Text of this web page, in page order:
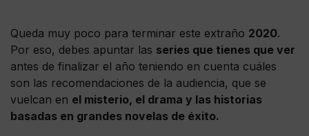
Queda muy poco para terminar este extraño 2020.
Por eso, debes apuntar las series que tienes que ver
antes de finalizar el año teniendo en cuenta cuáles
son las recomendaciones de la audiencia, que se
vuelcan en el misterio, el drama y las historias
basadas en grandes novelas de éxito.